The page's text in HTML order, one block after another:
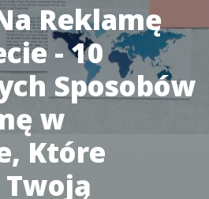
Reklamę
- 10
Sposobów
w
Które